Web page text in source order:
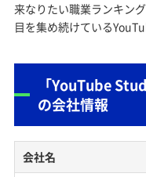
来なりたい職業ランキン
目を集め続けている
「YouTube
の会社情報
会社名